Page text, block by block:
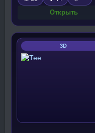
Открыть
3D